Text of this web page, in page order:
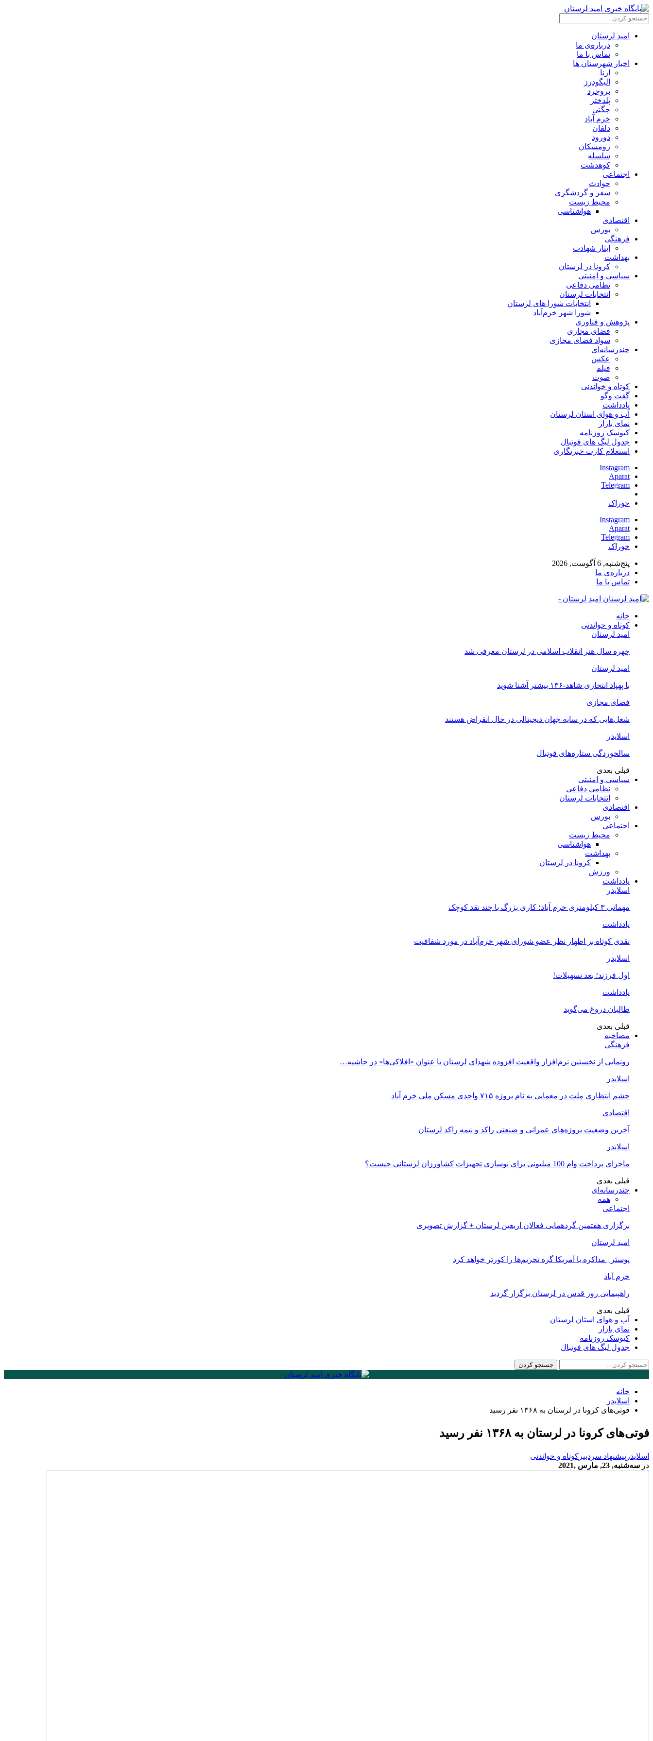
امید لرستان
درباره‌ی ما
تماس با ما
اخبار شهرستان ها
ازنا
الیگودرز
بروجرد
پلدختر
چگنی
خرم آباد
دلفان
دورود
رومشکان
سلسله
کوهدشت
اجتماعی
حوادث
سفر و گردشگری
محیط زیست
هواشناسی
اقتصادی
بورس
فرهنگی
ایثار شهادت
بهداشت
کرونا در لرستان
سیاسی و امنیتی
نظامی دفاعی
انتخابات لرستان
انتخابات شورا های لرستان
شورا شهر خرم‌آباد
پژوهش و فناوری
فضای مجازی
سواد فضای مجازی
چندرسانه‌ای
عكس
فیلم
صوت
کوتاه و خواندنی
گفت وگو
یادداشت
آب و هوای استان لرستان
نمای بازار
کیوسک روزنامه
جدول لیگ های فوتبال
استعلام کارت خبرنگاری
Instagram
Aparat
Telegram
خوراک
Instagram
Aparat
Telegram
خوراک
پنج‌شنبه, 6 آگوست, 2026
درباره‌ی ما
تماس با ما
امید لرستان -
خانه
کوتاه و خواندنی
امید لرستان
چهره سال هنر انقلاب اسلامی در لرستان معرفی شد
امید لرستان
با پهپاد انتحاری شاهد-۱۳۶ بیشتر آشنا شوید
فضای مجازی
شغل‌‌هایی که در سایه جهان دیجیتالی در حال انقراض هستند
اسلایدر
سالخوردگی ستاره‌های فوتبال
قبلی بعدی
سیاسی و امنیتی
نظامی دفاعی
انتخابات لرستان
اقتصادی
بورس
اجتماعی
محیط زیست
هواشناسی
بهداشت
کرونا در لرستان
ورزش
یادداشت
اسلایدر
مهمانی ۳ کیلومتری خرم آباد؛ کاری بزرگ با چند نقد کوچک
یادداشت
نقدی کوتاه بر اظهار نظر عضو شورای شهر خرم‌آباد در مورد شفافیت
اسلایدر
اول فرزند؛ بعد تسهیلات!
یادداشت
طالبان دروغ می‌گوید
قبلی بعدی
مصاحبه
فرهنگی
رونمایی از نخستین نرم‌افزار واقعیت افزوده شهدای لرستان با عنوان «افلاکی‌ها» در حاشیه…
اسلایدر
چشم انتظاری ملت در معمایی به نام پروژه ۷۱۵ واحدی مسکن ملی خرم آباد
اقتصادی
آخرین وضعیت پروژه‌های عمرانی و صنعتی راکد و نیمه راکد لرستان
اسلایدر
ماجرای پرداخت وام 100 میلیونی برای نوسازی تجهیزات کشاورزان لرستانی چیست؟
قبلی بعدی
چندرسانه‌ای
همه
اجتماعی
برگزاری هفتمین گردهمایی فعالان اربعین لرستان + گزارش تصویری
امید لرستان
پوستر | مذاکره با آمریکا گره تحریم‌ها را کورتر خواهد کرد
خرم آباد
راهپیمایی روز قدس در لرستان برگزار گردید
قبلی بعدی
آب و هوای استان لرستان
نمای بازار
کیوسک روزنامه
جدول لیگ های فوتبال
خانه
اسلایدر
فوتی‌های کرونا در لرستان به ۱۳۶۸ نفر رسید
فوتی‌های کرونا در لرستان به ۱۳۶۸ نفر رسید
اسلایدر پیشنهاد سردبیر کوتاه و خواندنی
در سه‌شنبه, 23, مارس ,2021